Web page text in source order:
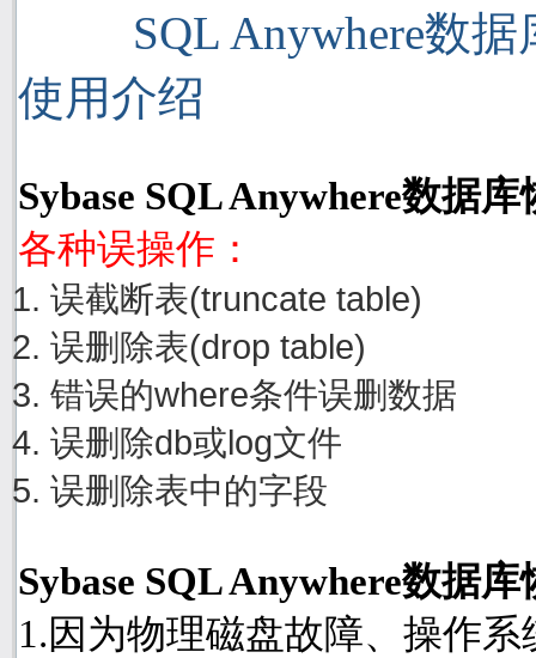
SQL Anywhere数
使用介绍
Sybase SQL Anywhere数据
各种误操作：
误截断表(truncate table)
误删除表(drop table)
错误的where条件误删数据
误删除db或log文件
误删除表中的字段
Sybase SQL Anywhere数据
1.因为物理磁盘故障、操作